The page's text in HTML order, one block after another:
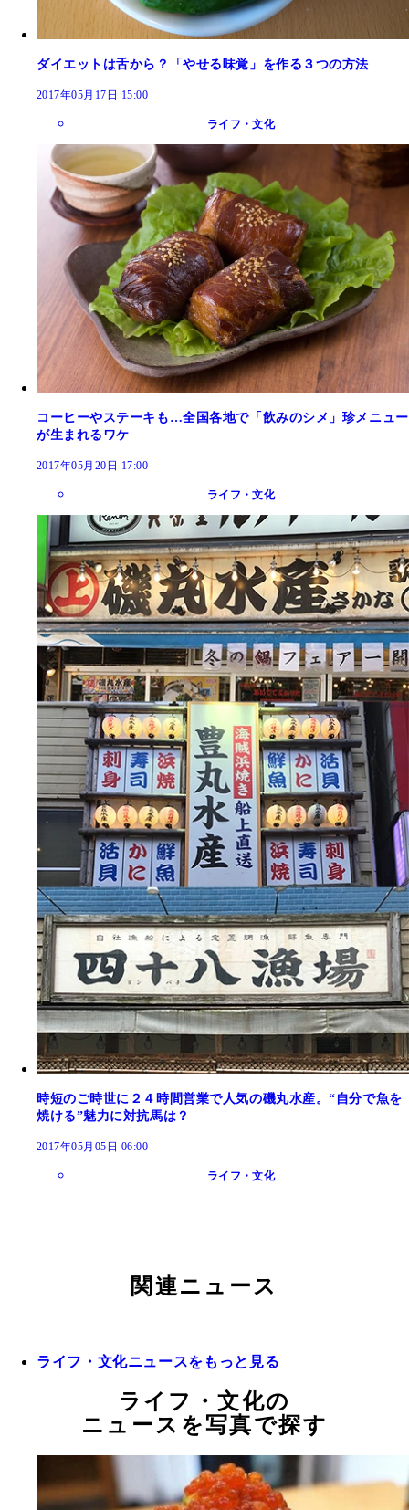
ダイエットは舌から？「やせる味覚」を作る３つの方法
2017年05月17日 15:00
ライフ・文化
コーヒーやステーキも…全国各地で「飲みのシメ」珍メニュー
が生まれるワケ
2017年05月20日 17:00
ライフ・文化
時短のご時世に２４時間営業で人気の磯丸水産。“自分で魚を
焼ける”魅力に対抗馬は？
2017年05月05日 06:00
ライフ・文化
関連ニュース
ライフ・文化ニュースをもっと見る
ライフ・文化の
ニュースを写真で探す